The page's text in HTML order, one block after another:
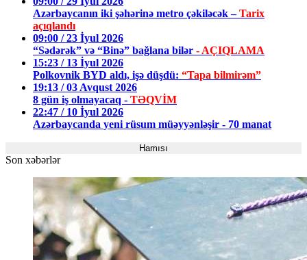
Azərbaycanın iki şəhərinə metro çəkiləcək –Tarix
açıqlandı
09:00 / 23 İyul 2026
“Sədərək” və “Binə” bağlana bilər - AÇIQLAMA
15:23 / 13 İyul 2026
Polkovnik BYD aldı, işə düşdü: “Tapa bilmirəm”
19:13 / 03 Avqust 2026
8 gün iş olmayacaq - TƏQVİM
22:47 / 10 İyul 2026
Azərbaycanda yeni rüsum müəyyənləşir - 70 manat
Hamısı
Son xəbərlər